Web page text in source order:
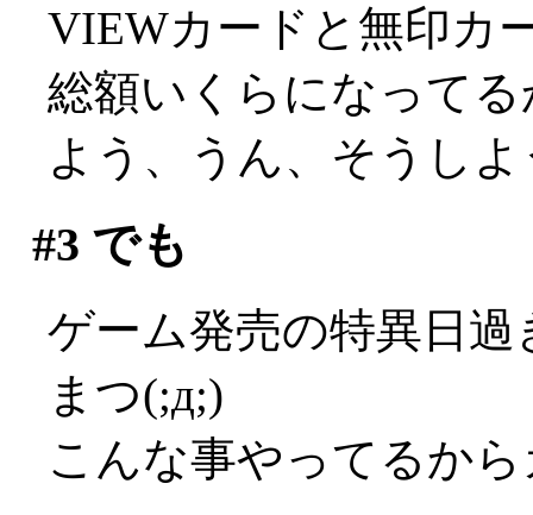
VIEWカードと無印カ
総額いくらになって
よう、うん、そうし
#3 でも
ゲーム発売の特異日
まつ(;д;)
こんな事やってるか